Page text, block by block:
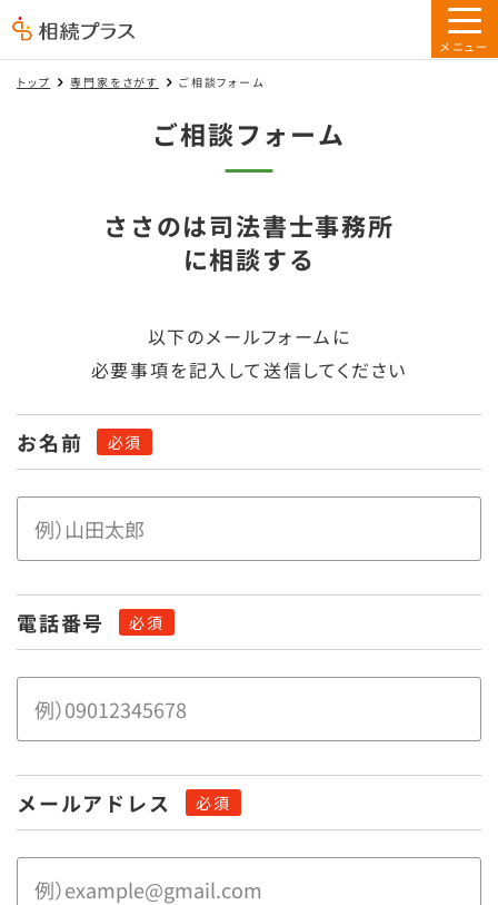
トップ 専門家をさがす ご相談フォーム
ご相談フォーム
ささのは司法書士事務所
に相談する
以下のメールフォームに
必要事項を記入して送信してください
お名前
電話番号
メールアドレス